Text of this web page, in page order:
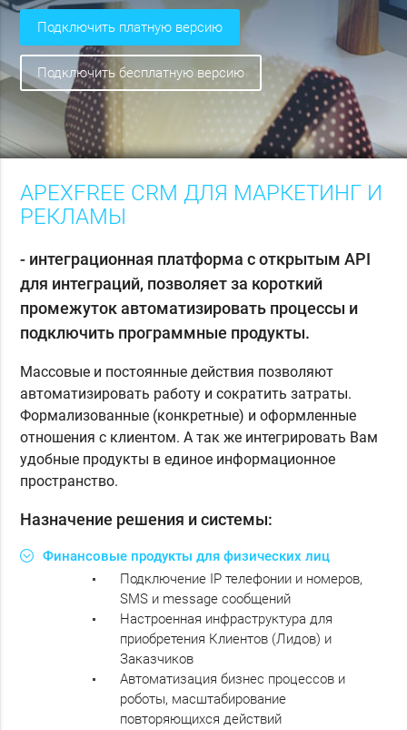
подключить платную версию
подключить бесплатную версию
APEXFREE CRM ДЛЯ МАРКЕТИНГ И
РЕКЛАМЫ
- интеграционная платформа с открытым API
для интеграций, позволяет за короткий
промежуток автоматизировать процессы и
подключить программные продукты.
Массовые и постоянные действия позволяют
автоматизировать работу и сократить затраты.
Формализованные (конкретные) и оформленные
отношения с клиентом. А так же интегрировать Вам
удобные продукты в единое информационное
пространство.
Назначение решения и системы:
Финансовые продукты для физических лиц
Подключение IP телефонии и номеров,
SMS и message сообщений
Настроенная инфраструктура для
приобретения Клиентов (Лидов) и
Заказчиков
Автоматизация бизнес процессов и
роботы, масштабирование
повторяющихся действий